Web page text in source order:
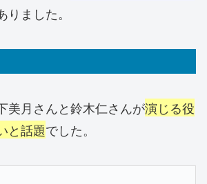
りました。
美月さんと鈴木仁さんが演じる役
と話題でした。